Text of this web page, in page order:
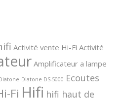
Activité vente Hi-Fi Activité
Amplificateur a lampe
Diatone DS-5000 Ecoutes
Fi Hifi hifi haut de